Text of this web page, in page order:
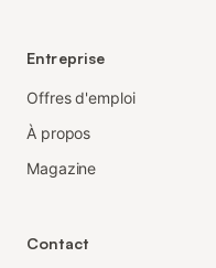
Entreprise
Offres d'emploi
À propos
Magazine
Contact